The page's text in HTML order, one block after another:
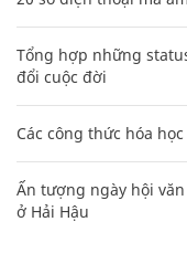
Tổng hợp những
đổi cuộc đời
Các công thức hóa
Ấn tượng ngày hội
ở Hải Hậu